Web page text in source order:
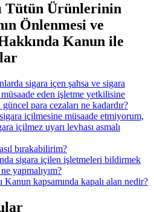
Tütün Ürünlerinin
Önlenmesi ve
Kanun ile
sigara içen şahsa ve sigara
eden işletme yetkilisine
para cezaları ne kadardır?
içilmesine müsaade etmiyorum,
içilmez uyarı levhası asmalı
bırakabilirim?
sigara içilen işletmeleri bildirmek
yapmalıyım?
Kanun kapsamında kapalı alan nedir?